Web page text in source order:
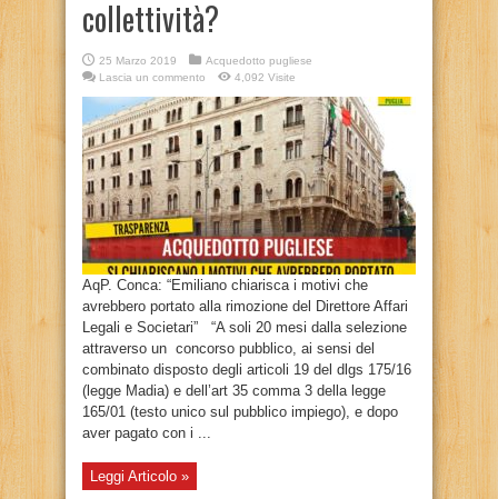
collettività?
25 Marzo 2019
Acquedotto pugliese
Lascia un commento
4,092 Visite
AqP. Conca: “Emiliano chiarisca i motivi che
avrebbero portato alla rimozione del Direttore Affari
Legali e Societari” “A soli 20 mesi dalla selezione
attraverso un concorso pubblico, ai sensi del
combinato disposto degli articoli 19 del dlgs 175/16
(legge Madia) e dell’art 35 comma 3 della legge
165/01 (testo unico sul pubblico impiego), e dopo
aver pagato con i ...
Leggi Articolo »